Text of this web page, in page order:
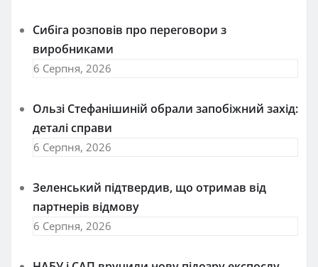
Сибіга розповів про переговори з
виробниками
6 Серпня, 2026
Ользі Стефанішиній обрали запобіжний захід:
деталі справи
6 Серпня, 2026
Зеленський підтвердив, що отримав від
партнерів відмову
6 Серпня, 2026